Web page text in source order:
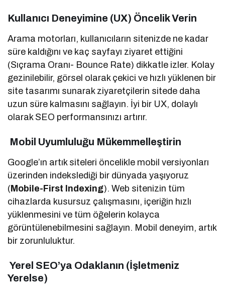
Kullanıcı Deneyimine (UX) Öncelik Verin
Arama motorları, kullanıcıların sitenizde ne kadar
süre kaldığını ve kaç sayfayı ziyaret ettiğini
(Sıçrama Oranı- Bounce Rate) dikkatle izler. Kolay
gezinilebilir, görsel olarak çekici ve hızlı yüklenen bir
site tasarımı sunarak ziyaretçilerin sitede daha
uzun süre kalmasını sağlayın. İyi bir UX, dolaylı
olarak SEO performansınızı artırır.
Mobil Uyumluluğu Mükemmelleştirin
Google’ın artık siteleri öncelikle mobil versiyonları
üzerinden indekslediği bir dünyada yaşıyoruz
(Mobile-First Indexing). Web sitenizin tüm
cihazlarda kusursuz çalışmasını, içeriğin hızlı
yüklenmesini ve tüm öğelerin kolayca
görüntülenebilmesini sağlayın. Mobil deneyim, artık
bir zorunluluktur.
Yerel SEO’ya Odaklanın (İşletmeniz
Yerelse)